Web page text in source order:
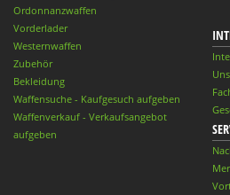
Ordonnanzwaffen
Vorderlader
Westernwaffen
Zubehör
Bekleidung
Waffensuche - Kaufgesuch aufgeben
Waffenverkauf - Verkaufsangebot
aufgeben